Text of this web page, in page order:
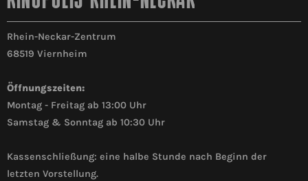
Rhein-Neckar-Zentrum
68519 Viernheim
Öffnungszeiten:
Montag - Freitag ab 13:00 Uhr
Samstag & Sonntag ab 10:30 Uhr
Kassenschließung: eine halbe Stunde nach Beginn der
letzten Vorstellung.